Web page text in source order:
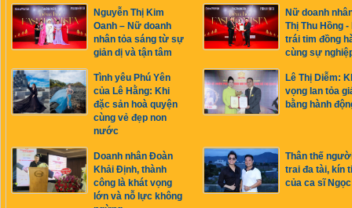
Nguyễn Thị Kim
Oanh – Nữ doanh
nhân tỏa sáng từ sự
giản dị và tận tâm
Nữ doanh
Thị Thu Hồng -
trái tim đồng
cùng sự
Tình yêu Phú Yên
của Lê Hằng: Khi
đặc sản hoà quyện
cùng vẻ đẹp non
nước
Lê Thị Diễm:
vọng lan tỏa
bằng hành
Doanh nhân Đoàn
Khải Định, thành
công là khát vọng
lớn và nỗ lực không
Thân thế
trai đa tài, kín
của ca sĩ